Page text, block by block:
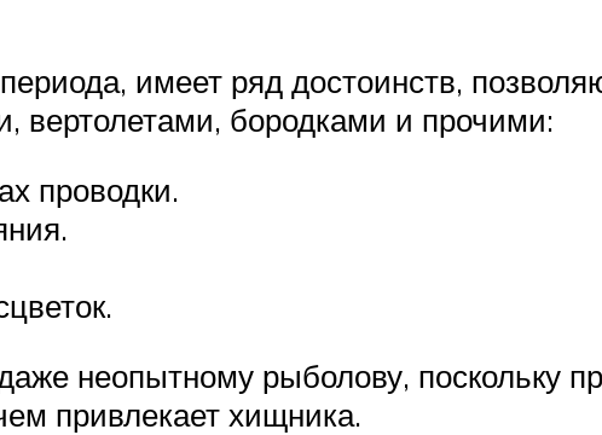
имеет ряд достоинств,
вертолетами, бородками и прочими:
проводки.
неопытному рыболову, поскольку
привлекает хищника.